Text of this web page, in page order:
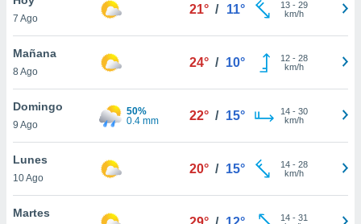
en
más
nuestra
de
7 Ago
21° / 11° 13- 29
km/h
Mañana
8 Ago
24° / 10° 12- 28
km/h
Domingo
9 Ago
50%
0.4 mm
22° / 15° 14- 30
km/h
Lunes
10 Ago
20° / 15° 14- 28
km/h
Martes 14- 31